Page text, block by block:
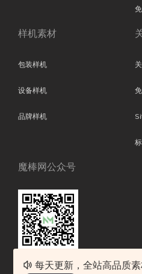
样机素材
包装样机
设备样机
品牌样机
魔棒网公众号
每天更新，全站高品质素